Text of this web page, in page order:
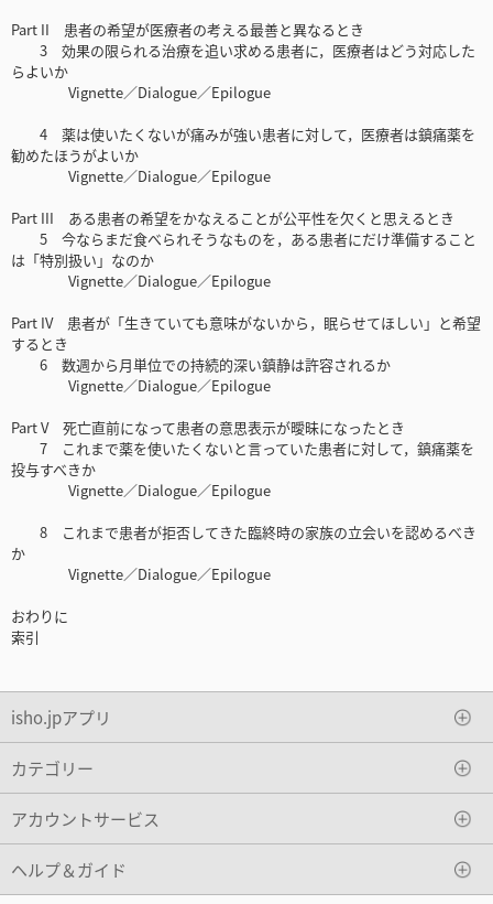
Part II 患者の希望が医療者の考える最善と異なるとき
3 効果の限られる治療を追い求める患者に，医療者はどう対応した
らよいか
Vignette／Dialogue／Epilogue
4 薬は使いたくないが痛みが強い患者に対して，医療者は鎮痛薬を
勧めたほうがよいか
Vignette／Dialogue／Epilogue
Part III ある患者の希望をかなえることが公平性を欠くと思えるとき
5 今ならまだ食べられそうなものを，ある患者にだけ準備すること
は「特別扱い」なのか
Vignette／Dialogue／Epilogue
Part IV 患者が「生きていても意味がないから，眠らせてほしい」と希望
するとき
6 数週から月単位での持続的深い鎮静は許容されるか
Vignette／Dialogue／Epilogue
Part V 死亡直前になって患者の意思表示が曖昧になったとき
7 これまで薬を使いたくないと言っていた患者に対して，鎮痛薬を
投与すべきか
Vignette／Dialogue／Epilogue
8 これまで患者が拒否してきた臨終時の家族の立会いを認めるべき
か
Vignette／Dialogue／Epilogue
おわりに
索引
isho.jpアプリ
カテゴリー
アカウントサービス
ヘルプ＆ガイド